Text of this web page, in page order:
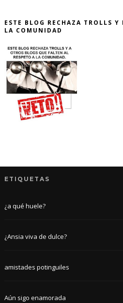
ESTE BLOG RECHAZA TROLLS Y
LA COMUNIDAD
ETIQUETAS
¿a qué huele?
¿Ansia viva de dulce?
amistades potinguiles
Aún sigo enamorada